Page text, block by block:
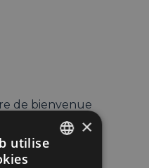
de bienvenue
drink offert
×
utilise